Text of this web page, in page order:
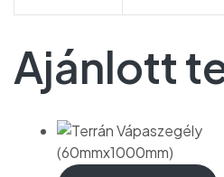
Ajánlott